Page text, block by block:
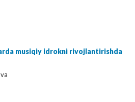
musiqiy idrokni rivojlantirishda